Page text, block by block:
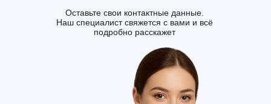
Оставьте свои контактные данные.
Наш специалист свяжется с вами и всё
подробно расскажет